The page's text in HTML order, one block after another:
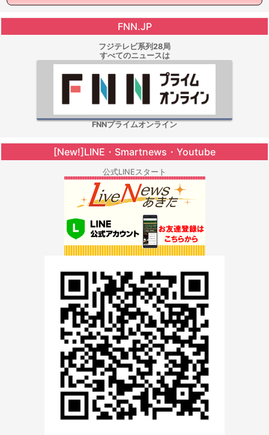
FNN.JP
フジテレビ系列28局
すべてのニュースは
FNNプライムオンライン
[New!]LINE・Smartnews・Youtube
公式LINEスタート